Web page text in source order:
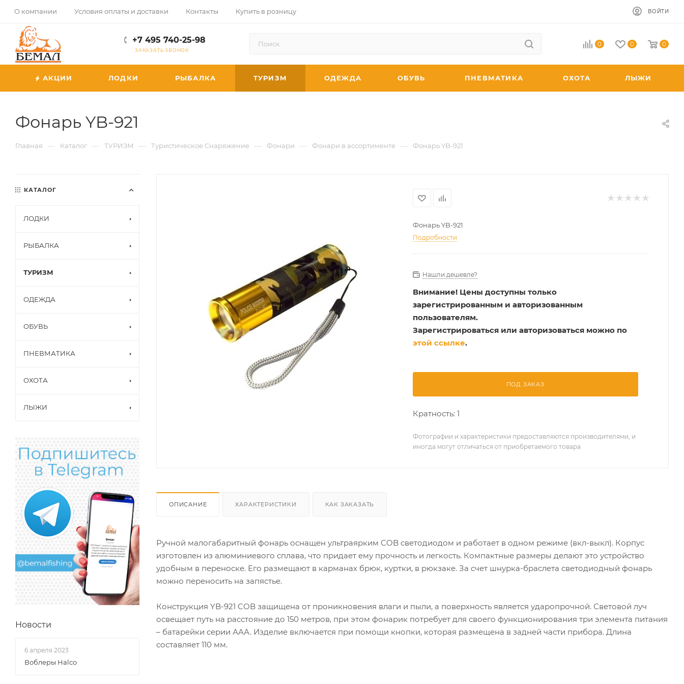
О компании Условия оплаты и доставки Контакты Купить в розницу ВОЙТИ
+7 495 740-25-98
ЗАКАЗАТЬ ЗВОНОК
0 0 0
АКЦИИ ЛОДКИ РЫБАЛКА ТУРИЗМ ОДЕЖДА ОБУВЬ ПНЕВМАТИКА ОХОТА ЛЫЖИ
Фонарь YB-921
Главная — Каталог — ТУРИЗМ — Туристическое Снаряжение — Фонари — Фонари в ассортименте — Фонарь YB-921
Фонарь YB-921
Подробности
Нашли дешевле?
Внимание! Цены доступны только
зарегистрированным и авторизованным
пользователям.
Зарегистрироваться или авторизоваться можно по
этой ссылке.
ПОД ЗАКАЗ
Кратность: 1
Фотографии и характеристики предоставляются производителями, и
иногда могут отличаться от приобретаемого товара
ОПИСАНИЕ ХАРАКТЕРИСТИКИ КАК ЗАКАЗАТЬ
Ручной малогабаритный фонарь оснащен ультраярким COB светодиодом и работает в одном режиме (вкл-выкл). Корпус
изготовлен из алюминиевого сплава, что придает ему прочность и легкость. Компактные размеры делают это устройство
удобным в переноске. Его размещают в карманах брюк, куртки, в рюкзаке. За счет шнурка-браслета светодиодный фонарь
можно переносить на запястье.
Конструкция YB-921 COB защищена от проникновения влаги и пыли, а поверхность является ударопрочной. Световой луч
освещает путь на расстояние до 150 метров, при этом фонарик потребует для своего функционирования три элемента питания
– батарейки серии ААА. Изделие включается при помощи кнопки, которая размещена в задней части прибора. Длина
составляет 110 мм.
КАТАЛОГ
ЛОДКИ
РЫБАЛКА
ТУРИЗМ
ОДЕЖДА
ОБУВЬ
ПНЕВМАТИКА
ОХОТА
ЛЫЖИ
Новости
6 апреля 2023
Воблеры Halco